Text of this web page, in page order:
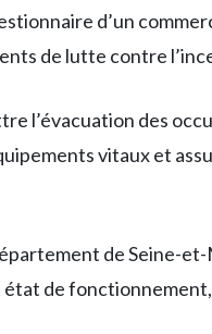
d’un
de lutte contre
l’évacuation des
vitaux et
de
de